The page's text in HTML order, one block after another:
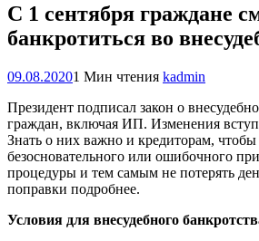
С 1 сентября граждане
банкротиться во
09.08.20201 Мин чтения kadmin
Президент подписал закон о
граждан, включая ИП. Изменения
Знать о них важно и кредиторам, чтобы
безосновательного или ошибочного
процедуры и тем самым не потерять
поправки подробнее.
Условия для внесудебного